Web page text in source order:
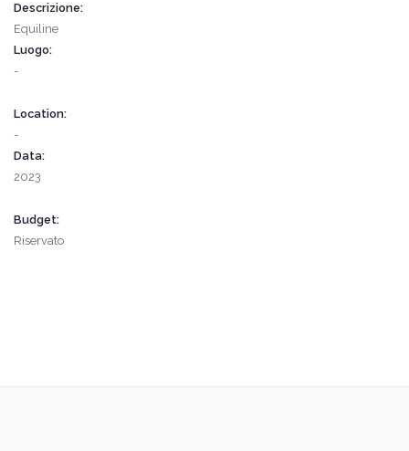
Descrizione:
Equiline
Luogo:
-
Location:
-
Data:
2023
Budget:
Riservato